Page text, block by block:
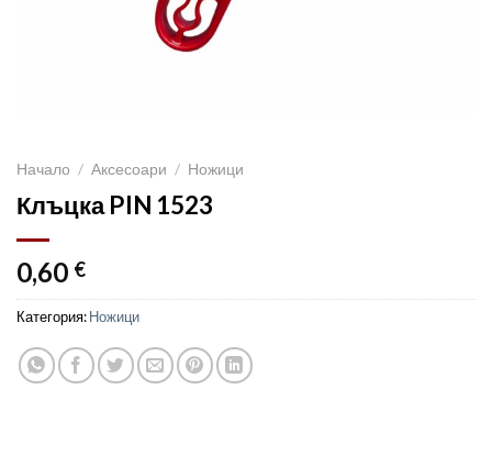
Начало / Аксесоари / Ножици
Клъцка PIN 1523
0,60 €
Категория:Ножици